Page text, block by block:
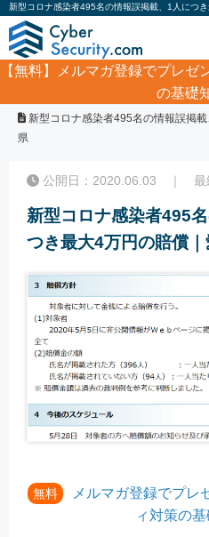
【無料】
メルマガ登録でプレゼ
の基礎
サイバーセキュリティ
新型コロナ感染者495名の情報誤掲
県
公開日：2020.06.03 ｜ 最
新型コロナ感染者495
つき最大4万円の賠償
無料
メルマガ登録でプレ
ィ対策の基